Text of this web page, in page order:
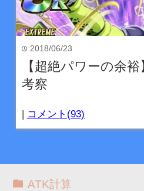
time 2018/06/23
【超絶パワーの余
考察
| コメント(93)
ATK計算